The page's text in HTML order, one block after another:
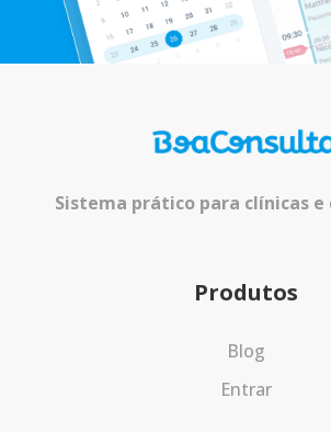
Sistema prático para clínicas
Produtos
Blog
Entrar